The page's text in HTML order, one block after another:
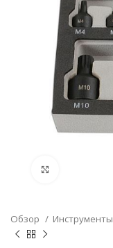
Обзор Инструменты